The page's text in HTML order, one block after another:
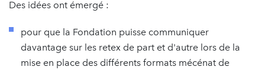
Des idées ont émergé :
pour que la Fondation puisse communiquer
davantage sur les retex de part et d'autre lors de la
mise en place des différents formats mécénat de